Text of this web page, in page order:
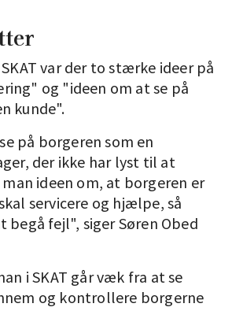
var der to stærke ideer på
og "ideen om at se på
kunde".
på borgeren som en
der ikke har lyst til at
ideen om, at borgeren er
servicere og hjælpe, så
begå fejl", siger Søren Obed
i SKAT går væk fra at se
og kontrollere borgerne